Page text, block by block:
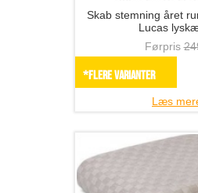
Skab stemning året
Lucas
Førpris
*Flere varianter
Læs